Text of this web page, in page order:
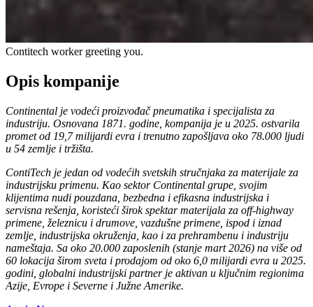
Contitech worker greeting you.
Opis kompanije
Continental je vodeći proizvođač pneumatika i specijalista za
industriju. Osnovana 1871. godine, kompanija je u 2025. ostvarila
promet od 19,7 milijardi evra i trenutno zapošljava oko 78.000 ljudi
u 54 zemlje i tržišta.
ContiTech je jedan od vodećih svetskih stručnjaka za materijale za
industrijsku primenu. Kao sektor Continental grupe, svojim
klijentima nudi pouzdana, bezbedna i efikasna industrijska i
servisna rešenja, koristeći širok spektar materijala za off‑highway
primene, železnicu i drumove, vazdušne primene, ispod i iznad
zemlje, industrijska okruženja, kao i za prehrambenu i industriju
nameštaja. Sa oko 20.000 zaposlenih (stanje mart 2026) na više od
60 lokacija širom sveta i prodajom od oko 6,0 milijardi evra u 2025.
godini, globalni industrijski partner je aktivan u ključnim regionima
Azije, Evrope i Severne i Južne Amerike.